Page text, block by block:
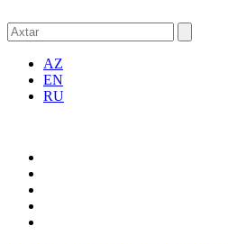
AZ
EN
RU